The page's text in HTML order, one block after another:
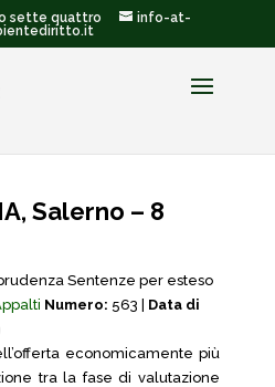
sette quattro
info-at-
Salerno – 8
Sentenze per esteso
Numero: 563 | Data di
economicamente più
tra la fase di valutazione